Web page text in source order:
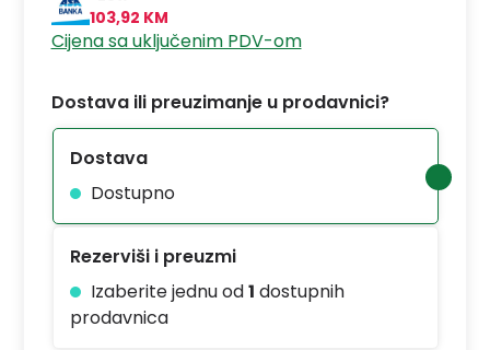
103,92 KM
Cijena sa uključenim PDV-om
Dostava ili preuzimanje u prodavnici?
Dostava
Dostupno
Rezerviši i preuzmi
Izaberite jednu od1 dostupnih
prodavnica